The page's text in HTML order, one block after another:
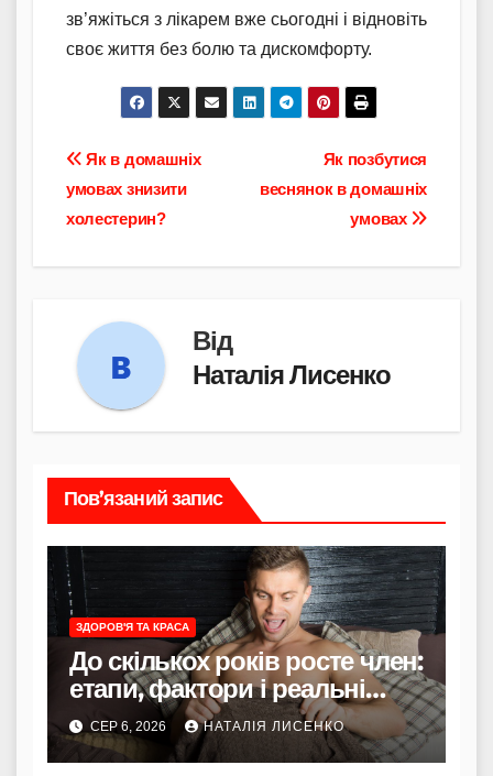
зв’яжіться з лікарем вже сьогодні і відновіть
своє життя без болю та дискомфорту.
Навігація
записів
Як позбутися
веснянок в домашніх
умовах
Як в домашніх
умовах знизити
холестерин?
Від
Наталія Лисенко
Пов’язаний запис
ЗДОРОВ'Я ТА КРАСА
До скількох років росте член:
етапи, фактори і реальні
терміни
СЕР 6, 2026 НАТАЛІЯ ЛИСЕНКО